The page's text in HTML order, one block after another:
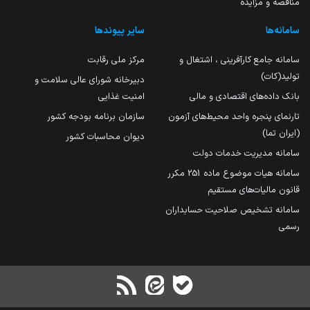
سامانه‌ها
سامانه جامع کارآفرینی ، اشتغال و
تولید(کات)
بانک داده‌های اقتصادی و مالی
تارنمای پنجره واحد محیط‌های آزمون
(ایران تما)
سامانه مدیریت خدمات دولت
سامانه هیات موضوع ماده 251 مکرر
قانون مالیات‌های مستقیم
سامانه تشخیص صلاحیت حسابداران
رسمی
سایر پیوندها
مرکز ملی رقابت
دبیرخانه شورای عالی سلامت و
امنیت غذایی
سازمان برنامه بودجه کشور
دیوان محاسبات کشور